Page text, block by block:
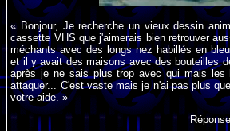
« Bonjour, Je recherche un vieux dessin
cassette VHS que j'aimerais bien retrouver
méchants avec des longs nez habillés en
et il y avait des maisons avec des bouteilles
après je ne sais plus trop avec qui mais les
attaquer... C'est vaste mais je n'ai pas plus
votre aide. »